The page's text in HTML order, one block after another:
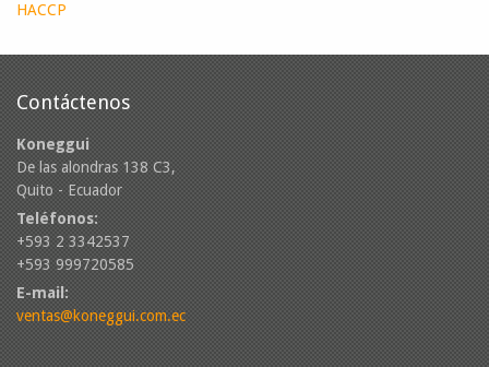
HACCP
Contáctenos
Koneggui
De las alondras 138 C3,
Quito - Ecuador
Teléfonos:
+593 2 3342537
+593 999720585
E-mail:
ventas@koneggui.com.ec